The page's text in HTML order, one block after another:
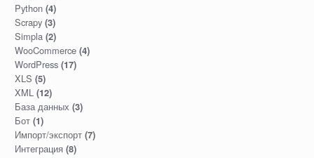
Python(4)
Scrapy(3)
Simpla(2)
WooCommerce(4)
WordPress(17)
XLS (5)
XML(12)
База данных (3)
Бот(1)
Импорт/экспорт(7)
Интеграция (8)